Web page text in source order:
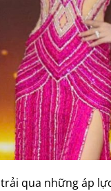
qua những áp